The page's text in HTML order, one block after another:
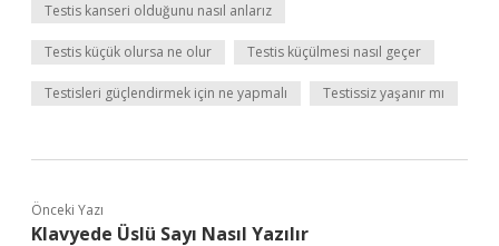
Testis kanseri olduğunu nasıl anlarız
Testis küçük olursa ne olur Testis küçülmesi nasıl geçer
Testisleri güçlendirmek için ne yapmalı Testissiz yaşanır mı
Önceki Yazı
Klavyede Üslü Sayı Nasıl Yazılır